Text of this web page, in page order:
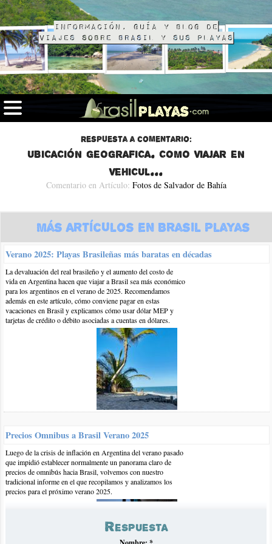
Información, guía y blog de
viajes sobre Brasil y sus playas
Respuesta a comentario:
ubicación geografica. como viajar en
vehicul...
Comentario en Artículo: Fotos de Salvador de Bahía
25-abr-2017 | por elena chaffardet
ubicación geografica. como viajar en vehiculo propio derde
venezuela? quiero emigrar por la situacion que estamos viviendo
Bahia. como llegar por tierra con vehiculo propio es nuestra
empezar. Solo quiero salir de este pais y la manera mas facil y
economica es pos tierra. Somos gente trabajadora pero en
nuestro país no hay comida, ni trabajo, etc. Deseamos viajar
Respuesta
Más Artículos en Brasil Playas
Verano 2025: Playas Brasileñas más baratas en décadas
La devaluación del real brasileño y el aumento del costo de
vida en Argentina hacen que viajar a Brasil sea más económico
para los argentinos en el verano de 2025. Recomendamos
además en este artículo, cómo conviene pagar en estas
vacaciones en Brasil y explicamos cómo usar dólar MEP y
tarjetas de crédito o débito asociadas a cuentas en dólares.
Precios Omnibus a Brasil Verano 2025
Luego de la crisis de inflación en Argentina del verano pasado
que impidió establecer normalmente un panorama claro de
precios de omnibús hacia Brasil, volvemos con nuestro
tradicional informe en el que recopilamos y analizamos los
precios para el próximo verano 2025.